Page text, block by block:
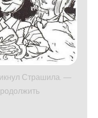
Страшила. —